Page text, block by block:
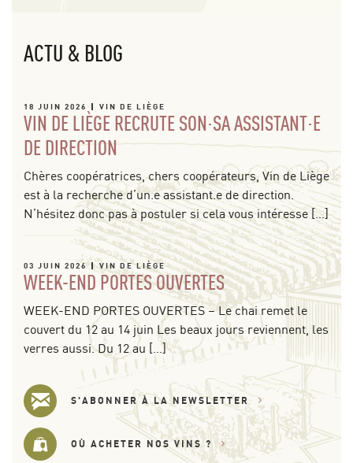
ACTU & BLOG
18 JUIN 2026 VIN DE LIÈGE
VIN DE LIÈGE RECRUTE SON·SA ASSISTANT·E
DE DIRECTION
Chères coopératrices, chers coopérateurs, Vin de Liège
est à la recherche d’un.e assistant.e de direction.
N’hésitez donc pas à postuler si cela vous intéresse […]
03 JUIN 2026 VIN DE LIÈGE
WEEK-END PORTES OUVERTES
WEEK-END PORTES OUVERTES – Le chai remet le
couvert du 12 au 14 juin Les beaux jours reviennent, les
verres aussi. Du 12 au […]
S'ABONNER À LA NEWSLETTER
OÙ ACHETER NOS VINS ?